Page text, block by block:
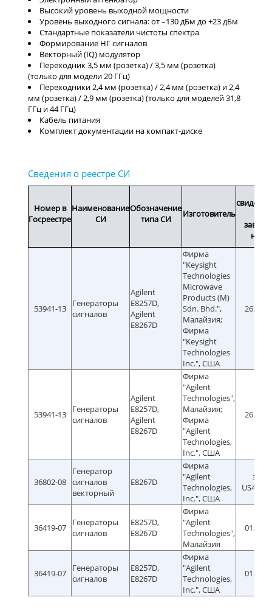
Высокий уровень выходной мощности
Уровень выходного сигнала: от –130 дБм до +23 дБм
Стандартные показатели чистоты спектра
Формирование НГ сигналов
Векторный (IQ) модулятор
Переходник 3,5 мм (розетка) / 3,5 мм (розетка)
(только для модели 20 ГГц)
Переходники 2,4 мм (розетка) / 2,4 мм (розетка) и 2,4
мм (розетка) / 2,9 мм (розетка) (только для моделей 31,8
ГГц и 44 ГГц)
Кабель питания
Комплект документации на компакт-диске
Номер в
Госреестре
Наименование
СИ
Обозначение
типа СИ
Изготовитель
Срок
53941-13
Генераторы
сигналов
Agilent
E8257D,
Agilent
E8267D
Фирма
"Keysight
Technologies
Microwave
Products (M)
Sdn. Bhd.",
Малайзия;
Фирма
"Keysight
Technologies
Inc.", США
53941-13
Генераторы
сигналов
Agilent
E8257D,
Agilent
E8267D
Фирма
"Agilent
Technologies",
Малайзия;
Фирма
"Agilent
Technologies,
Inc.", США
36802-08
Генератор
сигналов
векторный
E8267D
Фирма
"Agilent
Technologies,
Inc.", США
36419-07
Генераторы
сигналов
E8257D,
E8267D
Фирма
"Agilent
Technologies",
Малайзия
36419-07
Генераторы
сигналов
E8257D,
E8267D
Фирма
"Agilent
Technologies,
Inc.", США